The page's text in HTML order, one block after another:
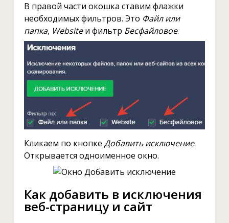
В правой части окошка ставим флажки
необходимых фильтров. Это Файл или
папка, Websiteи фильтр Бесфайловое.
Кликаем по кнопке Добавить исключение.
Открывается одноименное окно.
Как добавить в исключения
веб-страницу и сайт